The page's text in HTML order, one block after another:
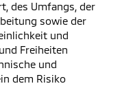
des Umfangs, der
sowie der
und
Freiheiten
und
dem Risiko